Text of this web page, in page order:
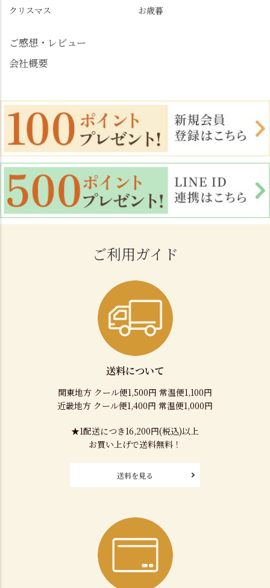
大原野
クリスマス
お歳暮
ご感想・レビュー
会社概要
ご利用ガイド
送料について
関東地方 クール便1,500円 常温便1,100円
近畿地方 クール便1,400円 常温便1,000円
★1配送につき16,200円(税込)以上
お買い上げで送料無料！
送料を見る